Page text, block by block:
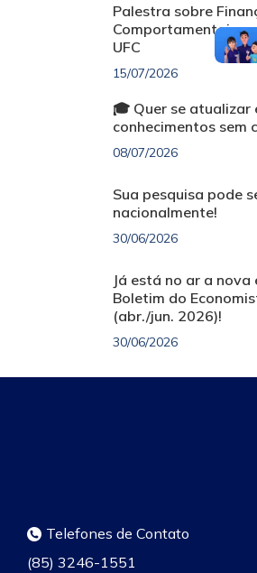
Palestra sobre
Comportamentais
UFC
15/07/2026
🎓 Quer se atualizar
conhecimentos sem
08/07/2026
Sua pesquisa pode
nacionalmente!
30/06/2026
Já está no ar a nova
Boletim do
(abr./jun. 2026)!
30/06/2026
Telefones de Contato
(85) 3246-1551